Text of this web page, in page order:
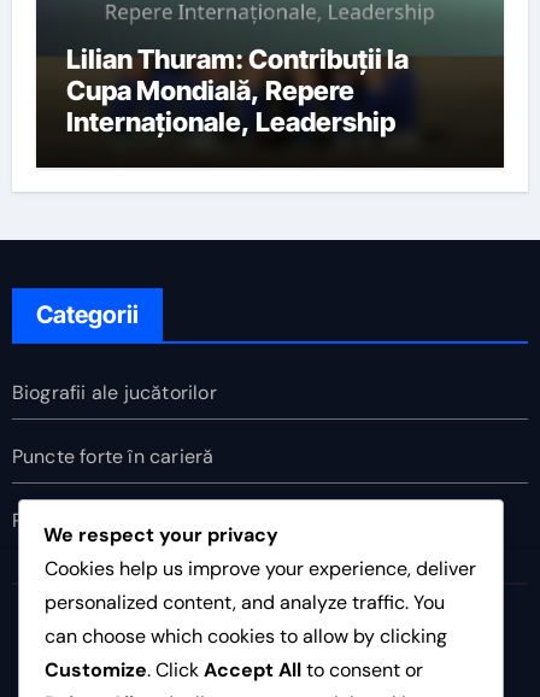
Lilian Thuram: Contribuții la
Cupa Mondială, Repere
Internaționale, Leadership
Categorii
Biografii ale jucătorilor
Puncte forte în carieră
Realizări internaționale
palo.ro
We respect your privacy
Cookies help us improve your experience, deliver
personalized content, and analyze traffic. You
can choose which cookies to allow by clicking
Customize. ClickAccept Allto consent or